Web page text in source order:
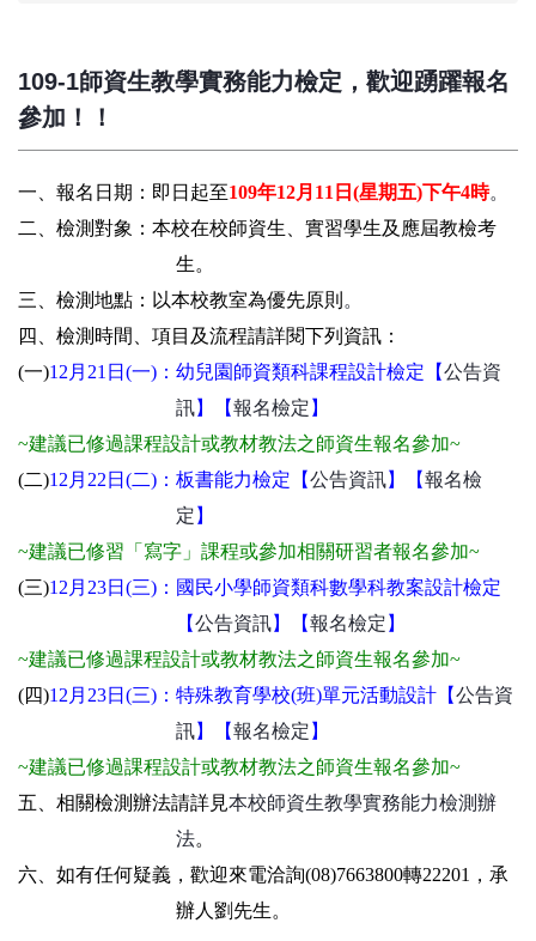
109-1師資生教學實務能力檢定，歡迎踴躍報名
參加！！
一、報名日期：即日起至109年12月11日(星期五)下午4時。
二、檢測對象：本校在校師資生、實習學生及應屆教檢考
生。
三、檢測地點：以本校教室為優先原則 。
四、檢測時間、項目及流程請詳閱下列資訊：
(一)12 月21日(一) ： 幼兒園師資類科課程設計檢定【公告資
訊】【報名檢定 】
~建議已修過課程設計或教材教法之師資生報名參加~
(二)12 月22日(二)： 板書能力檢定 【公告資訊】【報名檢
定 】
~建議已修習「寫字」課程或參加相關研習者報名參加~
(三)12 月23日(三)： 國民小學師資類科數學科教案設計檢定
【公告資訊】【報名檢定 】
~建議已修過課程設計或教材教法之師資生報名參加~
(四)12月23日(三)： 特殊教育學校(班)單元活動設計【公告資
訊】【報名檢定 】
~建議已修過課程設計或教材教法之師資生報名參加~
五、相關檢測辦法請詳見本校師資生教學實務能力檢測辦
法。
六、如有任何疑義，歡迎來電洽詢(08)7663800轉22201，承
辦人劉先生。